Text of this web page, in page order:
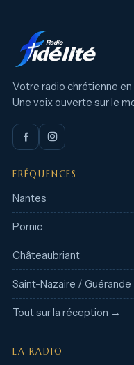
Votre radio chrétienne en
Une voix ouverte sur le
FRÉQUENCES
Nantes
Pornic
Châteaubriant
Saint-Nazaire / Guérande
Tout sur la réception →
LA RADIO